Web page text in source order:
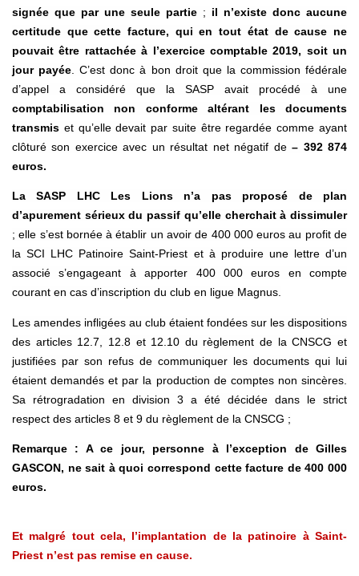
signée que par une seule partie ; il n’existe donc aucune
certitude que cette facture, qui en tout état de cause ne
pouvait être rattachée à l’exercice comptable 2019, soit un
jour payée . C’est donc à bon droit que la commission fédérale
d’appel a considéré que la SASP avait procédé à une
comptabilisation non conforme altérant les documents
transmis et qu’elle devait par suite être regardée comme ayant
clôturé son exercice avec un résultat net négatif de– 392 874
euros.
La SASP LHC Les Lions n’a pas proposé de plan
d’apurement sérieux du passif qu’elle cherchait à dissimuler
; elle s’est bornée à établir un avoir de 400 000 euros au profit de
la SCI LHC Patinoire Saint-Priest et à produire une lettre d’un
associé s’engageant à apporter 400 000 euros en compte
courant en cas d’inscription du club en ligue Magnus.
Les amendes infligées au club étaient fondées sur les dispositions
des articles 12.7, 12.8 et 12.10 du règlement de la CNSCG et
justifiées par son refus de communiquer les documents qui lui
étaient demandés et par la production de comptes non sincères.
Sa rétrogradation en division 3 a été décidée dans le strict
respect des articles 8 et 9 du règlement de la CNSCG ;
Remarque : A ce jour, personne à l’exception de Gilles
GASCON, ne sait à quoi correspond cette facture de 400 000
euros.
Et malgré tout cela, l’implantation de la patinoire à Saint-
Priest n’est pas remise en cause.